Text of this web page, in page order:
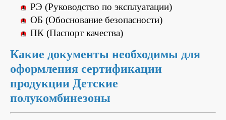
РЭ (Руководство по эксплуатации)
ОБ (Обоснование безопасности)
ПК (Паспорт качества)
Какие документы необходимы для
оформления сертификации
продукции Детские
полукомбинезоны